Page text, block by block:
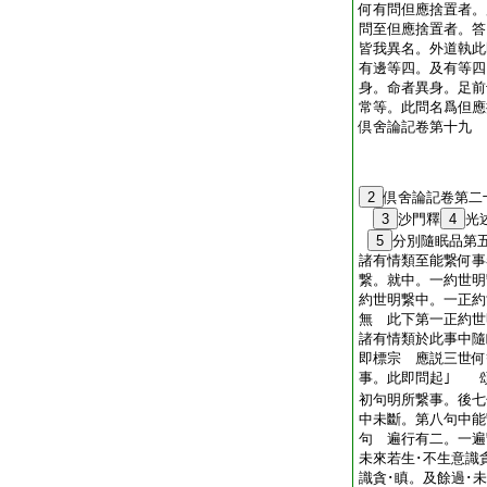
何有問但應捨置
問至但應捨置者。
皆我異名。外道執
有邊等四。及有等
身。命者異身。足
常等。此問名爲但
倶舍論記卷第十九
2 倶舍論記卷第二
3 沙門釋 4
5 分別隨眠品第
諸有情類至能繋何
繋。就中。一約世
約世明繋中。一正
無 此下第一正約
諸有情類於此事中
即標宗 應説三世何
事。此即問起｣ 頌
初句明所繋事。後
中未斷。第八句中
句 遍行有二。一遍
未來若生･不生意識
識貪･瞋。及餘過･